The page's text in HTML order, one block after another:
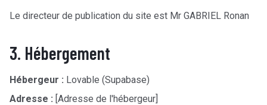
Le directeur de publication du site est Mr GABRIEL Ronan
3. Hébergement
Hébergeur : Lovable (Supabase)
Adresse : [Adresse de l'hébergeur]